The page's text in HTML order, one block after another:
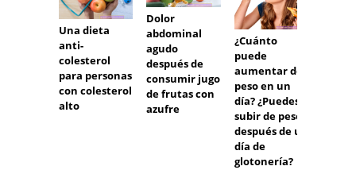
Una dieta
anti-
colesterol
para personas
con colesterol
alto
Dolor
abdominal
agudo
después de
consumir jugo
de frutas con
azufre
¿Cuánto
puede
aumentar de
peso en un
día? ¿Puedes
subir de peso
después de un
día de
glotonería?